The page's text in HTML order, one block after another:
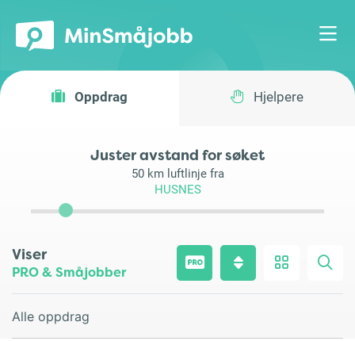
Oppdrag Hjelpere
Juster avstand for søket
50km luftlinje fra
HUSNES
Viser
PRO & Småjobber
Alle oppdrag